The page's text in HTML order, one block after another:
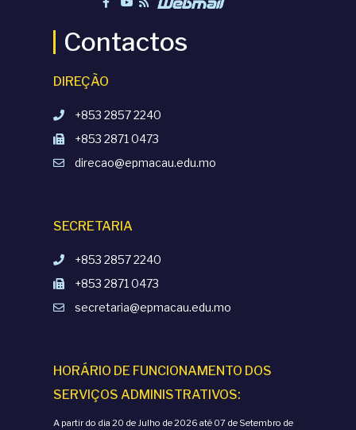
Contactos
DIREÇÃO
+853 2857 2240
+853 2871 0473
direcao@epmacau.edu.mo
SECRETARIA
+853 2857 2240
+853 2871 0473
secretaria@epmacau.edu.mo
HORÁRIO DE FUNCIONAMENTO DOS
SERVIÇOS ADMINISTRATIVOS:
A partir do dia 20 de Julho de 2026 até 07 de Setembro de